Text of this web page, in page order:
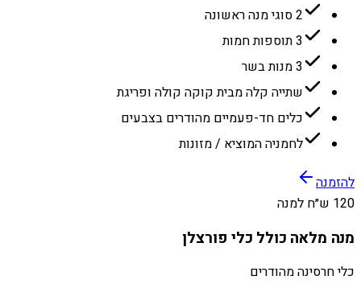
2 סוגי מנה ראשונה
3 תוספות חמות
3 מנות בשר
שתייה קלה מבית קוקה קולה ופריגת
כלים חד-פעמיים מהודרים בצבעים
לחמניה המוציא / מזונות
להזמנה
120 ש״ח למנה
מנה מלאה כולל כלי פורצלן
כלי חרסינה מהודרים